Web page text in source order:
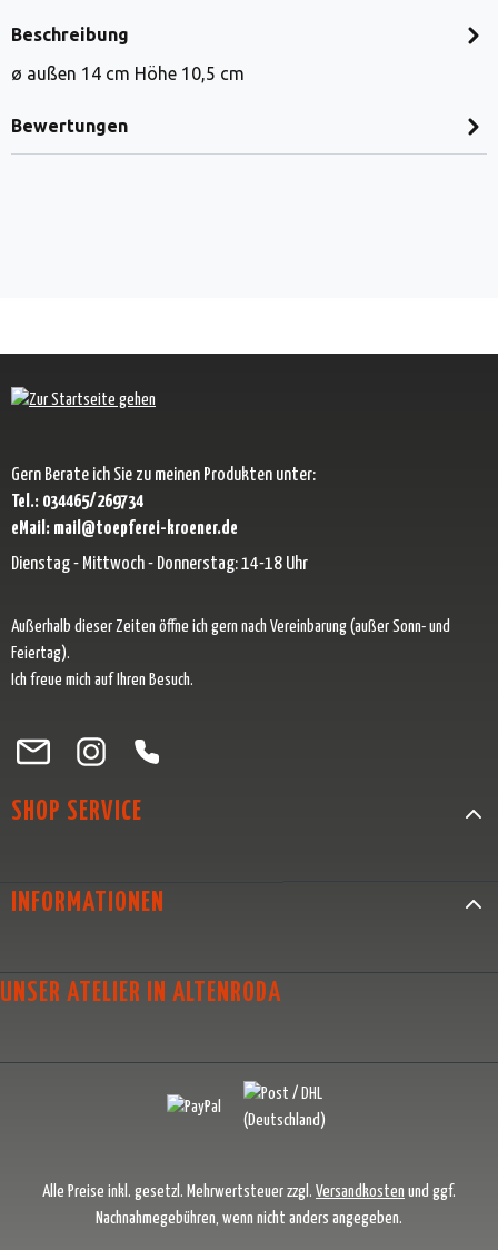
Beschreibung
ø außen 14 cm Höhe 10,5 cm
Bewertungen
Gern Berate ich Sie zu meinen Produkten unter:
Tel.: 034465/269734
eMail: mail@toepferei-kroener.de
Dienstag - Mittwoch - Donnerstag: 14-18 Uhr
Außerhalb dieser Zeiten öffne ich gern nach Vereinbarung (außer Sonn- und
Feiertag).
Ich freue mich auf Ihren Besuch.
Besuche uns auf Facebook – öffnet in neuem Tab (externer Link)
Schau auf Instagram vorbei – öffnet in neuem Tab (externer Link)
Lass dich auf Pinterest inspirieren – öffnet in neuem Tab
Folge uns auf X – öffnet in neuem Tab (externer Link)
SHOP SERVICE
INFORMATIONEN
UNSER ATELIER IN ALTENRODA
Alle Preise inkl. gesetzl. Mehrwertsteuer zzgl. Versandkosten und ggf.
Nachnahmegebühren, wenn nicht anders angegeben.